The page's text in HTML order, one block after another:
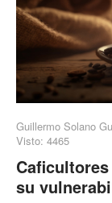
Guillermo Solano
Visto: 4465
su